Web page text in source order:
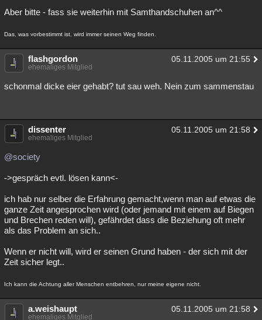
Aber bitte - fass sie weiterhin mit Samthandschuhen an^^
Das, was vorbestimmt ist, wird immer seinen Weg finden.
flashgordon 05.11.2005 um 21:55
ehemaliges Mitglied
schonmal dicke eier gehabt? tut sau weh. Nein zum sammenstau
dissenter 05.11.2005 um 21:58
ehemaliges Mitglied
@society
->gespräch evtl. lösen kann<-
ich hab nur selber die Erfahrung gemacht,wenn man auf etwas die
ganze Zeit angesprochen wird (oder jemand mit einem auf Biegen
und Brechen reden will), gefährdet dass die Beziehung oft mehr
als das Problem an sich..
Wenn er nicht will, wird er seinen Grund haben - der sich mit der
Zeit sicher legt..
Ich kann die Achtung aller Menschen entbehren, nur meine eigene nicht.
a.weishaupt 05.11.2005 um 21:58
ehemaliges Mitglied